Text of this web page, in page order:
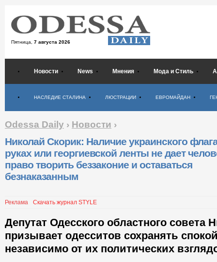
Пятница, 7 августа 2026
Новости News Мнения Мода и Стиль
НАСЛЕДИЕ СТАЛИНА ЛЮСТРАЦИИ ЕВРОМАЙДАН
Odessa Daily › Новости ›
Николай Скорик: Наличие украинского
руках или георгиевской ленты не дает
право творить беззаконие и оставаться
безнаказанным
Реклама Скачать журнал STYLE
Депутат Одесского областного совета
призывает одесситов сохранять
независимо от их политических